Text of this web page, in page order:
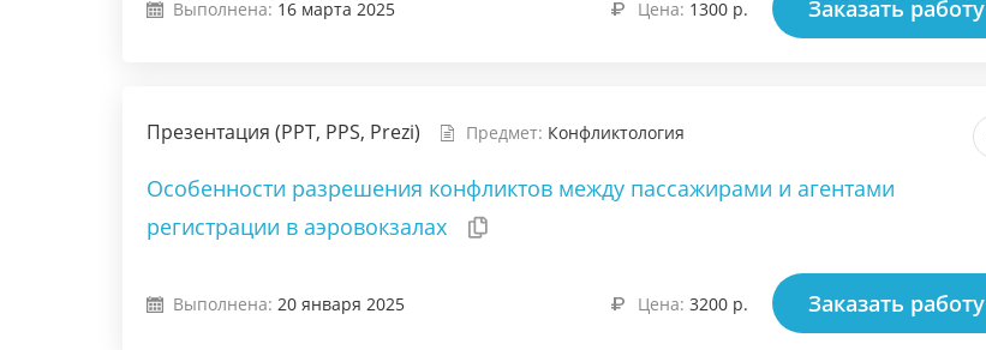
Выполнена: 16 марта 2025 Цена: 1300 р. Заказать работу
Презентация (PPT, PPS, Prezi) Предмет: Конфликтология
Особенности разрешения конфликтов между пассажирами и агентами
регистрации в аэровокзалах
Выполнена: 20 января 2025 Цена: 3200 р. Заказать работу